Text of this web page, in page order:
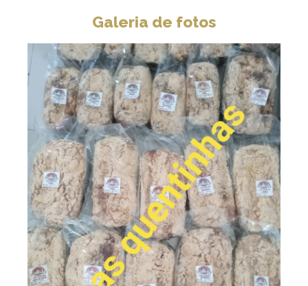
Galeria de fotos